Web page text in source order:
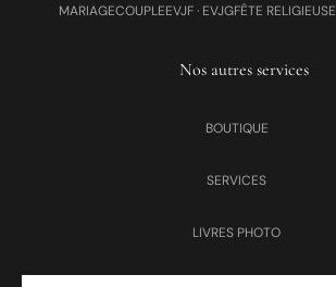
MARIAGECOUPLEEVJF · EVJGFÊTE RELIGIEUSE
Nos autres services
BOUTIQUE
SERVICES
LIVRES PHOTO